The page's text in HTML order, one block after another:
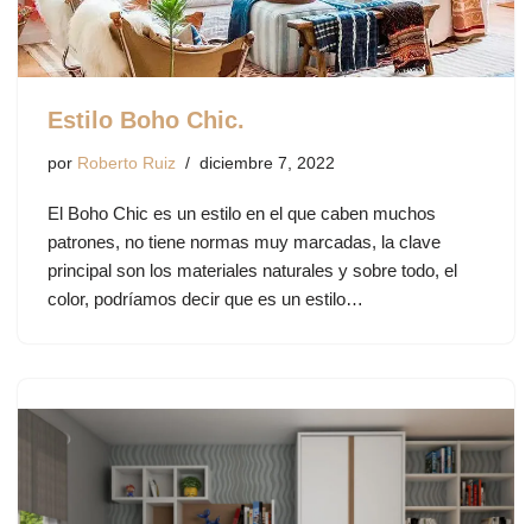
Estilo Boho Chic.
por Roberto Ruiz diciembre 7, 2022
El Boho Chic es un estilo en el que caben muchos
patrones, no tiene normas muy marcadas, la clave
principal son los materiales naturales y sobre todo, el
color, podríamos decir que es un estilo…